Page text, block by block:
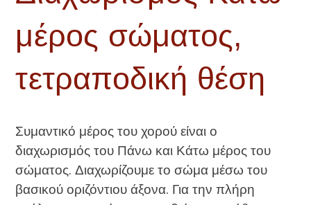
μέρος σώματος,
τετραποδική θέση
Συμαντικό μέρος του χορού είναι ο
διαχωρισμός του Πάνω και Κάτω μέρος του
σώματος. Διαχωρίζουμε το σώμα μέσω του
βασικού οριζόντιου άξονα. Για την πλήρη